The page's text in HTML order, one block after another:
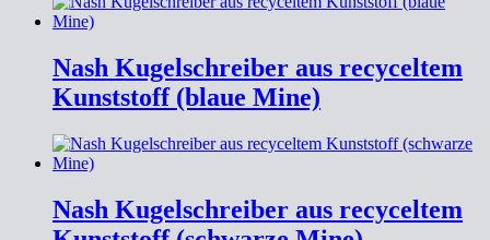
Nash Kugelschreiber aus recyceltem
Kunststoff (blaue Mine)
Nash Kugelschreiber aus recyceltem